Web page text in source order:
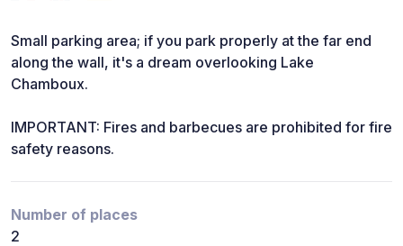
Small parking area; if you park properly at the far end
along the wall, it's a dream overlooking Lake
Chamboux.
IMPORTANT: Fires and barbecues are prohibited for fire
safety reasons.
Number of places
2